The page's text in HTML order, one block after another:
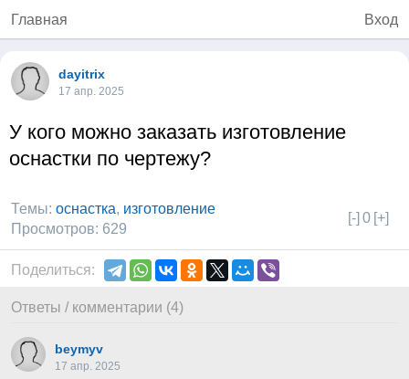
Главная Вход
dayitrix
17 апр. 2025
У кого можно заказать изготовление
оснастки по чертежу?
[-] 0 [+]
Темы: оснастка, изготовление
Просмотров: 629
Поделиться:
Ответы / комментарии (4)
beymyv
17 апр. 2025